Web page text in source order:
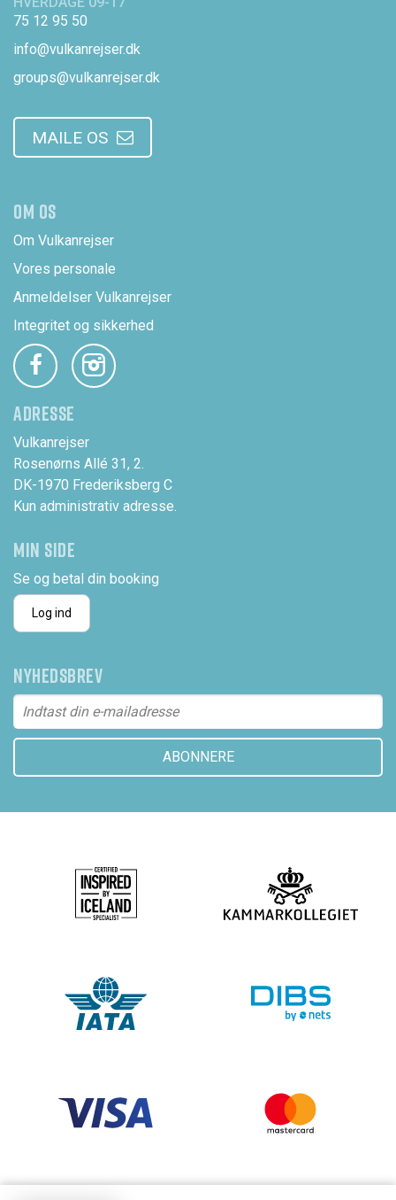
75 12 95 50
info@vulkanrejser.dk
groups@vulkanrejser.dk
MAILE OS
OM OS
Om Vulkanrejser
Vores personale
Anmeldelser Vulkanrejser
Integritet og sikkerhed
ADRESSE
Vulkanrejser
Rosenørns Allé 31, 2.
DK-1970 Frederiksberg C
Kun administrativ adresse.
MIN SIDE
Se og betal din booking
Log ind
NYHEDSBREV